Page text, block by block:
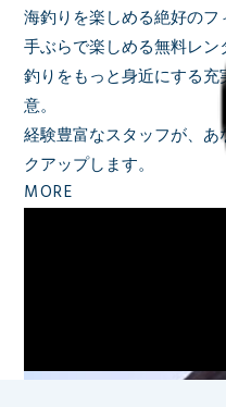
海釣りを楽しめる絶好のフ
手ぶらで楽しめる無料レン
釣りをもっと身近にする充
意。
経験豊富なスタッフが、
クアップします。
MORE